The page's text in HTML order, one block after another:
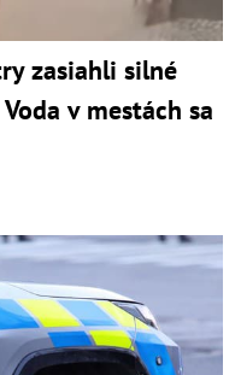
zasiahli silné
v mestách sa